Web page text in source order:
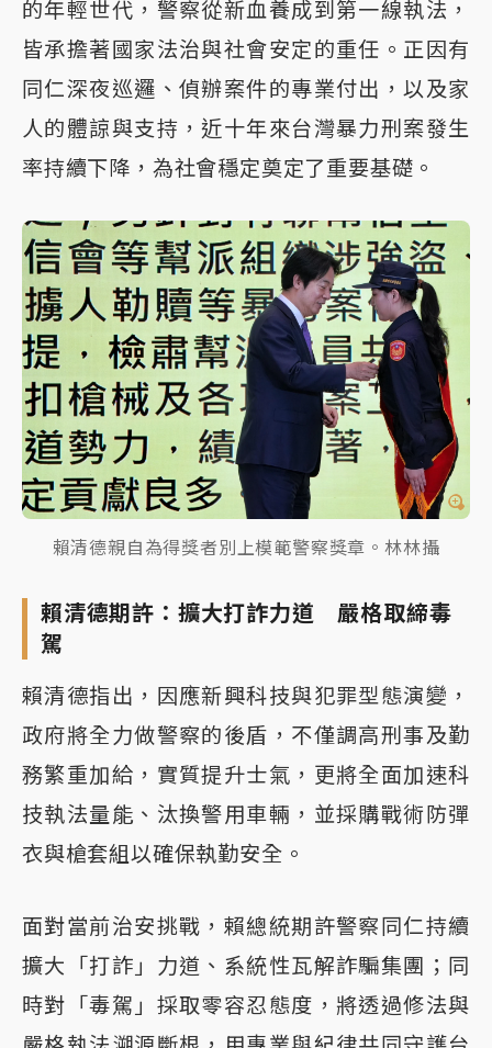
的年輕世代，警察從新血養成到第一線執法，
皆承擔著國家法治與社會安定的重任。正因有
同仁深夜巡邏、偵辦案件的專業付出，以及家
人的體諒與支持，近十年來台灣暴力刑案發生
率持續下降，為社會穩定奠定了重要基礎。
賴清德親自為得獎者別上模範警察獎章。林林攝
賴清德期許：擴大打詐力道 嚴格取締毒
駕
賴清德指出，因應新興科技與犯罪型態演變，
政府將全力做警察的後盾，不僅調高刑事及勤
務繁重加給，實質提升士氣，更將全面加速科
技執法量能、汰換警用車輛，並採購戰術防彈
衣與槍套組以確保執勤安全。
面對當前治安挑戰，賴總統期許警察同仁持續
擴大「打詐」力道、系統性瓦解詐騙集團；同
時對「毒駕」採取零容忍態度，將透過修法與